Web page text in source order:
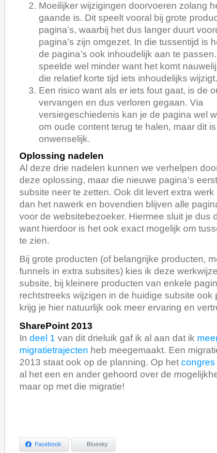
Moeilijker wijzigingen doorvoeren zolang
gaande is. Dit speelt vooral bij grote
pagina’s, waarbij het dus langer duurt
pagina’s zijn omgezet. In die tussentijd is
de pagina’s ook inhoudelijk aan te
speelde wel minder want het komt
die relatief korte tijd iets inhoudelijks wijzigt.
Een risico want als er iets fout gaat, is de
vervangen en dus verloren gegaan. Via
versiegeschiedenis kan je de pagina wel
om oude content terug te halen, maar dit
onwenselijk.
Oplossing nadelen
Al deze drie nadelen kunnen we verhelpen
deze oplossing, maar die nieuwe pagina’s
subsite neer te zetten. Ook dit levert extra
dan het nawerk en bovendien blijven alle
voor de websitebezoeker. Hiermee sluit je dus
want hierdoor is het ook exact mogelijk om
te zien.
Bij grote producten (of belangrijke producten,
funnels in extra subsites) kies ik deze
subsite, bij kleinere producten van enkele
rechtstreeks wijzigen in de huidige subsite ook
krijg je hier natuurlijk ook meer ervaring en
SharePoint 2013
In deel 1 van dit drieluik gaf ik al aan dat ik
migratietrajecten heb meegemaakt. Een
2013 staat ook op de planning. Op het
al het een en ander gehoord over de
maar op met die migratie!
Facebook Bluesky